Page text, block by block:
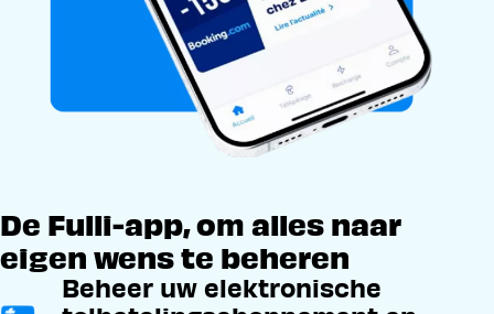
De Fulli-app, om alles naar
eigen wens te beheren
Beheer uw elektronische